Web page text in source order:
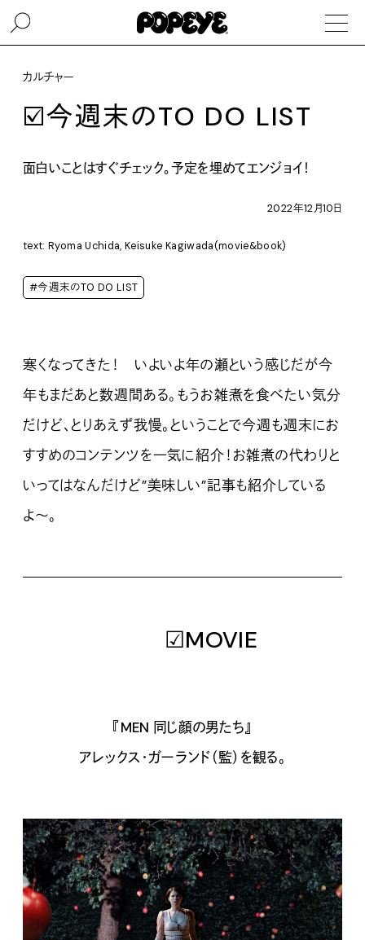
カルチャー
☑️今週末のTO DO LIST
面白いことはすぐチェック。予定を埋めてエンジョイ！
2022年12月10日
text: Ryoma Uchida, Keisuke Kagiwada(movie&book)
#今週末のTO DO LIST
寒くなってきた！ いよいよ年の瀬という感じだが今
年もまだあと数週間ある。もうお雑煮を食べたい気分
だけど、とりあえず我慢。ということで今週も週末にお
すすめのコンテンツを一気に紹介！お雑煮の代わりと
いってはなんだけど”美味しい”記事も紹介している
よ〜。
『MEN 同じ顔の男たち』
アレックス・ガーランド（監）を観る。